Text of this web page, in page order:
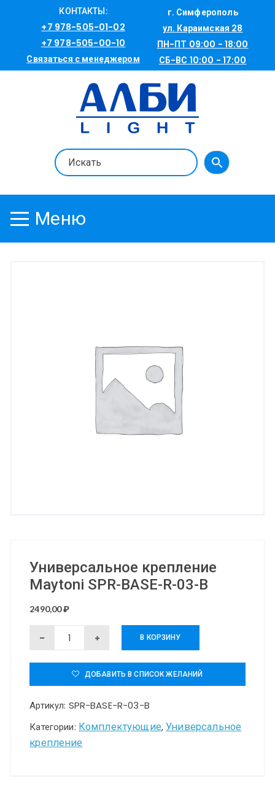
КОНТАКТЫ:
+7 978-505-01-02
+7 978-505-00-10
Связаться с менеджером
г. Симферополь
ул. Караимская 28
ПН-ПТ 09:00 - 18:00
СБ-ВС 10:00 - 17:00
Меню
Универсальное крепление
Maytoni SPR-BASE-R-03-B
2490,00₽
Количество
Универсальное
крепление
Maytoni
SPR-
BASE-
В КОРЗИНУ
ДОБАВИТЬ В СПИСОК ЖЕЛАНИЙ
Артикул: SPR-BASE-R-03-B
Категории: Комплектующие,Универсальное
крепление